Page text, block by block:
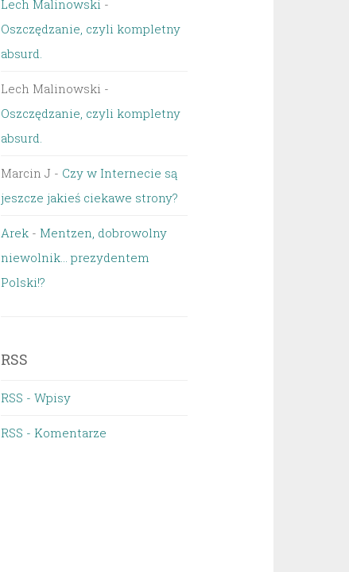
Lech Malinowski -
Oszczędzanie, czyli kompletny
absurd.
Lech Malinowski -
Oszczędzanie, czyli kompletny
absurd.
Marcin J - Czy w Internecie są
jeszcze jakieś ciekawe strony?
Arek - Mentzen, dobrowolny
niewolnik… prezydentem
Polski!?
RSS
RSS - Wpisy
RSS - Komentarze